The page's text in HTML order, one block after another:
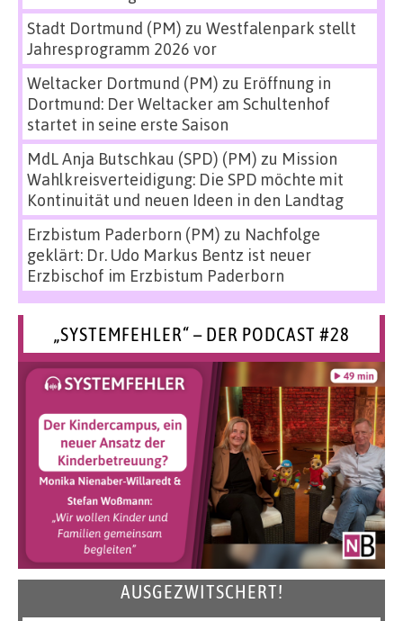
Stadt Dortmund (PM) zu Westfalenpark stellt
Jahresprogramm 2026 vor
Weltacker Dortmund (PM) zu Eröffnung in
Dortmund: Der Weltacker am Schultenhof
startet in seine erste Saison
MdL Anja Butschkau (SPD) (PM) zu Mission
Wahlkreisverteidigung: Die SPD möchte mit
Kontinuität und neuen Ideen in den Landtag
Erzbistum Paderborn (PM) zu Nachfolge
geklärt: Dr. Udo Markus Bentz ist neuer
Erzbischof im Erzbistum Paderborn
„SYSTEMFEHLER“ – DER PODCAST #28
AUSGEZWITSCHERT!